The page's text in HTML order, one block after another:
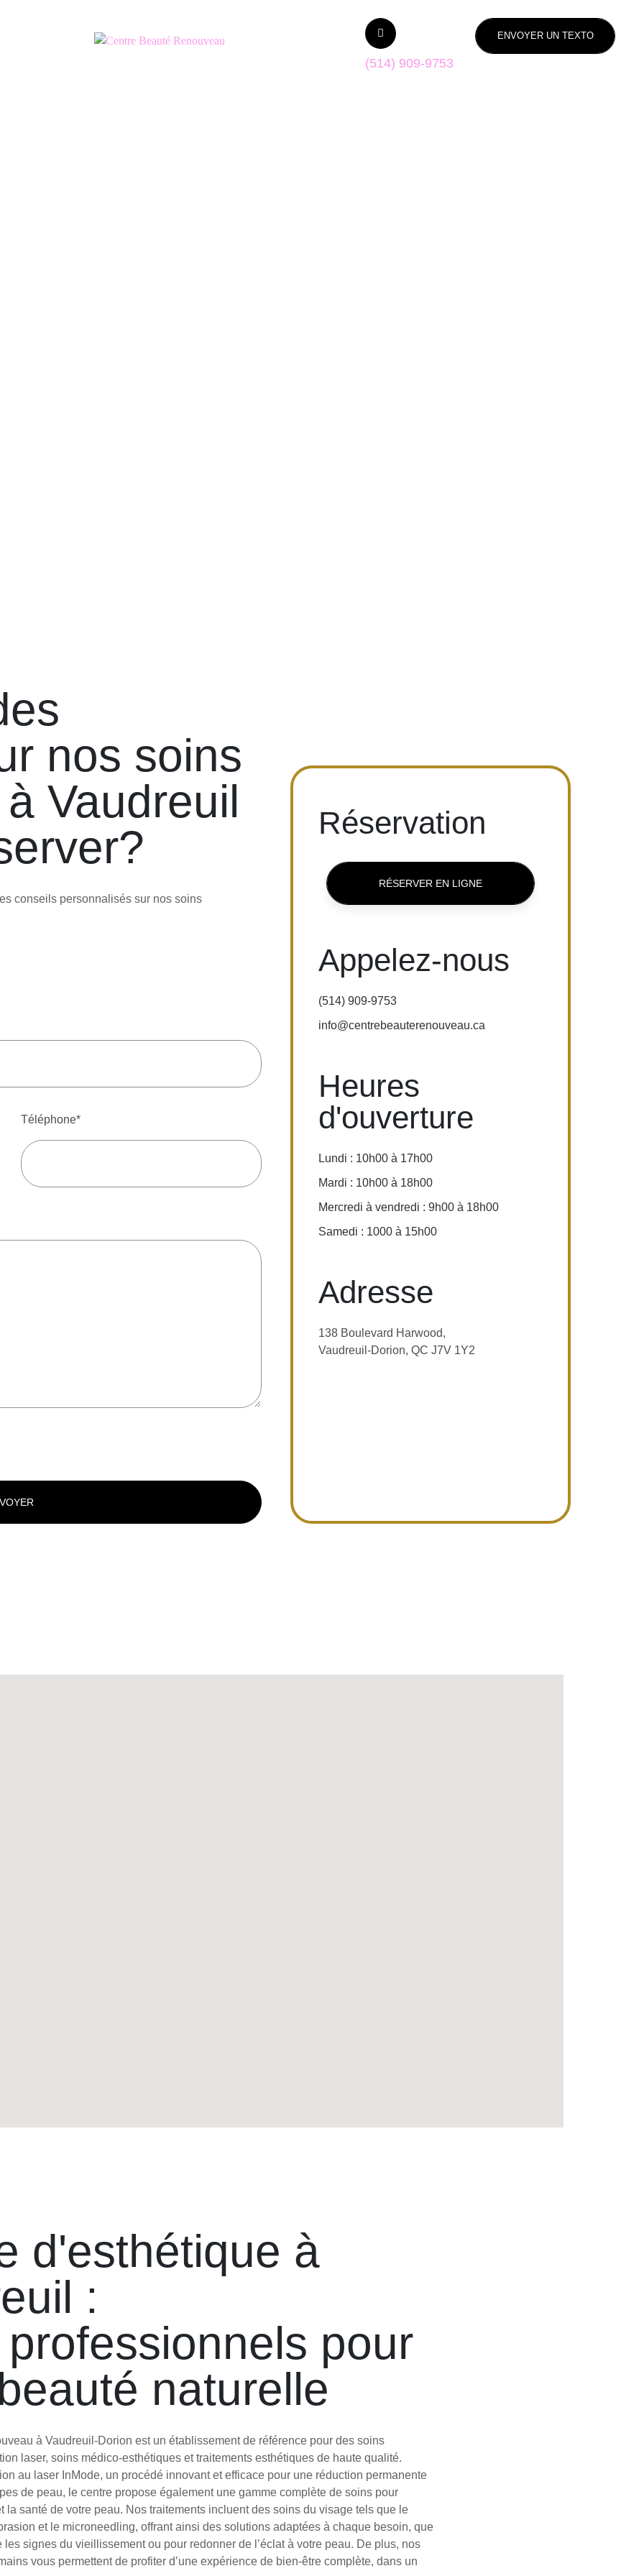
(514) 909-9753
ENVOYER UN TEXTO
nos soins
Vaudreuil
conseils personnalisés sur nos soins
Téléphone*
Réservation
RÉSERVER EN LIGNE
Appelez-nous
(514) 909-9753
info@centrebeauterenouveau.ca
Heures
d'ouverture
Lundi : 10h00 à 17h00
Mardi : 10h00 à 18h00
Mercredi à vendredi : 9h00 à 18h00
Samedi : 1000 à 15h00
Adresse
138 Boulevard Harwood,
Vaudreuil-Dorion, QC J7V 1Y2
d'esthétique à
:
pour
naturelle
à Vaudreuil-Dorion est un établissement de référence pour des soins
laser, soins médico-esthétiques et traitements esthétiques de haute qualité.
au laser InMode, un procédé innovant et efficace pour une réduction permanente
de peau, le centre propose également une gamme complète de soins pour
la santé de votre peau. Nos traitements incluent des soins du visage tels que le
et le microneedling, offrant ainsi des solutions adaptées à chaque besoin, que
les signes du vieillissement ou pour redonner de l’éclat à votre peau. De plus, nos
vous permettent de profiter d’une expérience de bien-être complète, dans un